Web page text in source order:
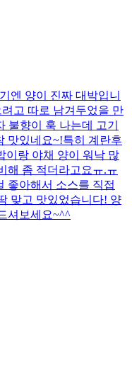
엔 양이 진짜 대박입니
고 따로 남겨두었을 만
불향이 훅 나는데 고기
맛있네요~!특히 계란후
이랑 야채 양이 워낙 많
해 좀 적더라고요ㅠ.ㅠ
좋아해서 소스를 직접
맞고 맛있었습니다! 양
셔보세요~^^